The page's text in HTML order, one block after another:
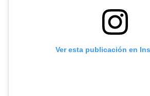
Ver esta publicación en